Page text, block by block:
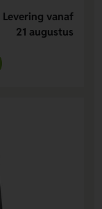
Levering vanaf
21 augustus